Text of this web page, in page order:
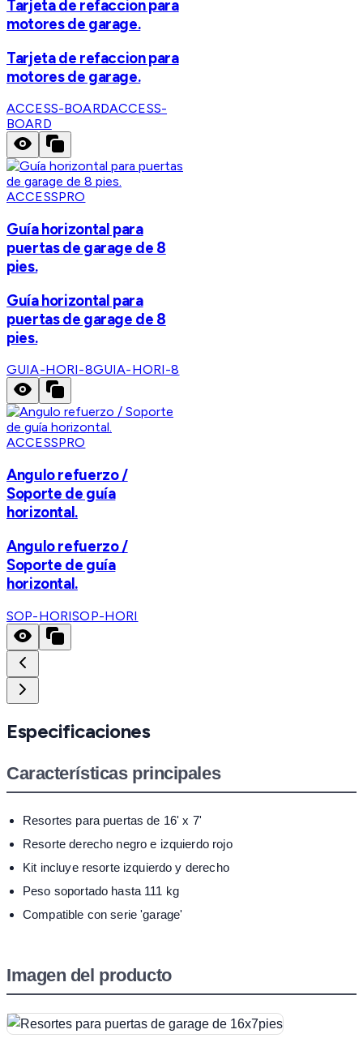
Tarjeta de refaccion para
motores de garage.
Tarjeta de refaccion para
motores de garage.
ACCESS-BOARDACCESS-
BOARD
ACCESSPRO
Guía horizontal para
puertas de garage de 8
pies.
Guía horizontal para
puertas de garage de 8
pies.
GUIA-HORI-8GUIA-HORI-8
ACCESSPRO
Angulo refuerzo /
Soporte de guía
horizontal.
Angulo refuerzo /
Soporte de guía
horizontal.
SOP-HORISOP-HORI
Especificaciones
Características principales
Resortes para puertas de 16' x 7'
Resorte derecho negro e izquierdo rojo
Kit incluye resorte izquierdo y derecho
Peso soportado hasta 111 kg
Compatible con serie 'garage'
Imagen del producto